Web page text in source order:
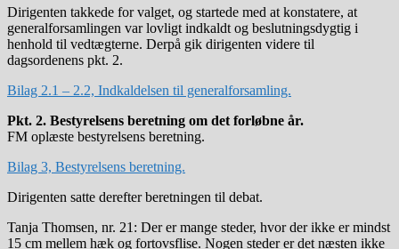
Dirigenten takkede for valget, og startede med at konstatere, at
generalforsamlingen var lovligt indkaldt og beslutningsdygtig i
henhold til vedtægterne. Derpå gik dirigenten videre til
dagsordenens pkt. 2.
Bilag 2.1 – 2.2, Indkaldelsen til generalforsamling.
Pkt. 2. Bestyrelsens beretning om det forløbne år.
FM oplæste bestyrelsens beretning.
Bilag 3, Bestyrelsens beretning.
Dirigenten satte derefter beretningen til debat.
Tanja Thomsen, nr. 21: Der er mange steder, hvor der ikke er mindst
15 cm mellem hæk og fortovsflise. Nogen steder er det næsten ikke